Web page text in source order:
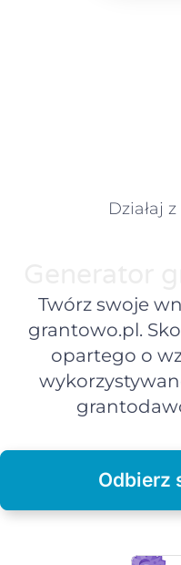
Działaj
Twórz swoje
grantowo.pl.
opartego o
Odbierz